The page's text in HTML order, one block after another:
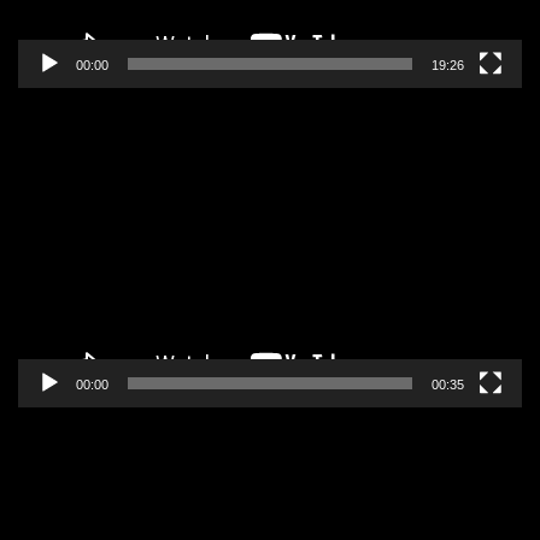
00:00 19:26
00:00 00:35